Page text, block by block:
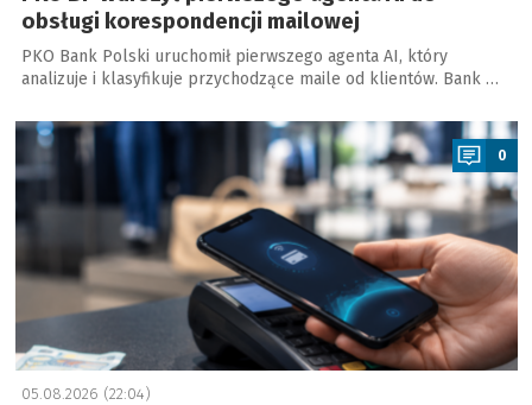
obsługi korespondencji mailowej
PKO Bank Polski uruchomił pierwszego agenta AI, który
analizuje i klasyfikuje przychodzące maile od klientów. Bank …
a
0
05.08.2026 (22:04)